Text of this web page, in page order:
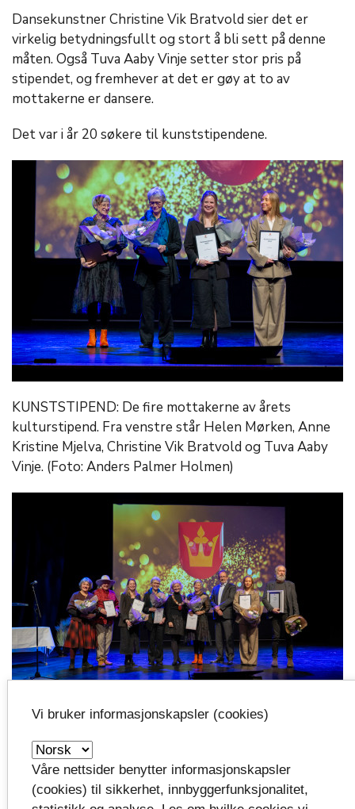
Dansekunstner Christine Vik Bratvold sier det er
virkelig betydningsfullt og stort å bli sett på denne
måten. Også Tuva Aaby Vinje setter stor pris på
stipendet, og fremhever at det er gøy at to av
mottakerne er dansere.
Det var i år 20 søkere til kunststipendene.
KUNSTSTIPEND: De fire mottakerne av årets
kulturstipend. Fra venstre står Helen Mørken, Anne
Kristine Mjelva, Christine Vik Bratvold og Tuva Aaby
Vinje. (Foto: Anders Palmer Holmen)
TAKKNEMLIGE: Ale mottakerne av priser og
stipender fra fylkeskommunen er veldig takknemlige
for støtten og anerkjennelsen. Her står de sammen
med fylkesordfører Anne Strømøy og
Vi bruker informasjonskapsler (cookies)
Våre nettsider benytter informasjonskapsler
(cookies) til sikkerhet, innbyggerfunksjonalitet,